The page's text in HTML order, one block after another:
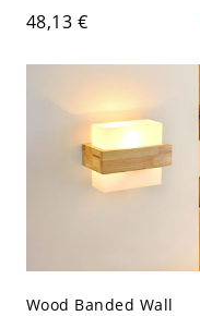
USB-Ladung, 360°
drehbar, aus massivem
Holz - 110V-120V Holz
drinnen)
48,13 €
Wood Banded Wall